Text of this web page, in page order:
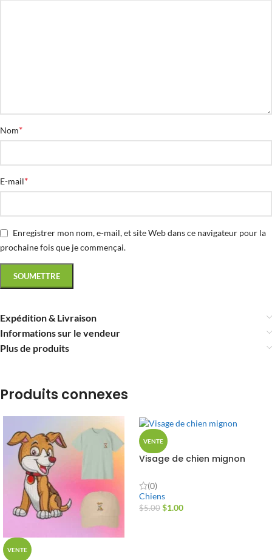
Nom*
E-mail*
Enregistrer mon nom, e-mail, et site Web dans ce navigateur pour la
prochaine fois que je commençai.
Expédition & Livraison
Informations sur le vendeur
Plus de produits
Produits connexes
VENTE
VENTE
Visage de chien mignon
(0)
Chiens
$5.00 $1.00